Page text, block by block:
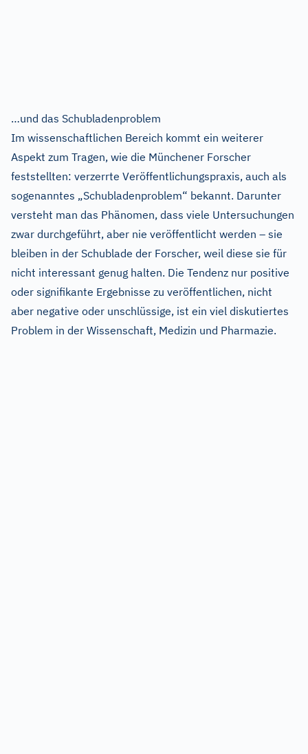
…und das Schubladenproblem
Im wissenschaftlichen Bereich kommt ein weiterer
Aspekt zum Tragen, wie die Münchener Forscher
feststellten: verzerrte Veröffentlichungspraxis, auch als
sogenanntes „Schubladenproblem“ bekannt. Darunter
versteht man das Phänomen, dass viele Untersuchungen
zwar durchgeführt, aber nie veröffentlicht werden – sie
bleiben in der Schublade der Forscher, weil diese sie für
nicht interessant genug halten. Die Tendenz nur positive
oder signifikante Ergebnisse zu veröffentlichen, nicht
aber negative oder unschlüssige, ist ein viel diskutiertes
Problem in der Wissenschaft, Medizin und Pharmazie.